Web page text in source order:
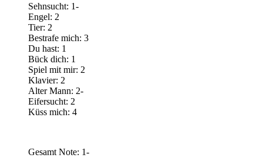
Sehnsucht: 1-
Engel: 2
Tier: 2
Bestrafe mich: 3
Du hast: 1
Bück dich: 1
Spiel mit mir: 2
Klavier: 2
Alter Mann: 2-
Eifersucht: 2
Küss mich: 4
Gesamt Note: 1-